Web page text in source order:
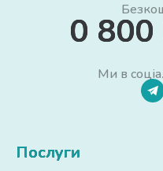
0
Ми в
Послуги